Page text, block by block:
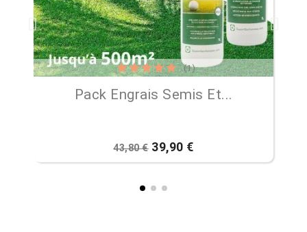
Aperçu rapide
Pack Engrais Semis Et...
43,80 € 39,90 €
(1)